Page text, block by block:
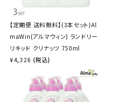
【定期便 送料無料】(3本セット)Al
maWin(アルマウィン) ランドリー
リキッド クリナッツ 750ml
¥4,326 (税込)